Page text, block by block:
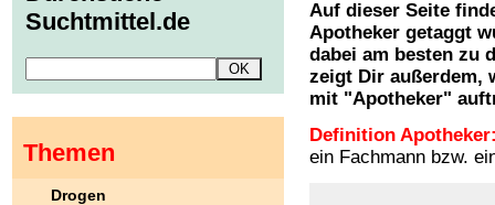
Auf dieser Seite
Apotheker getaggt
dabei am besten zu
zeigt Dir außerdem,
mit "Apotheker"
Definition
ein Fachmann bzw.
Suchtmittel.de
Themen
Drogen